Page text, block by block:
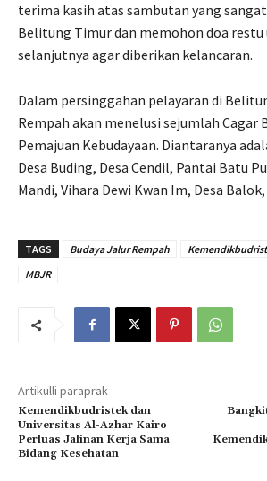
terima kasih atas sambutan yang
Belitung Timur dan memohon doa
selanjutnya agar diberikan kelancaran.
Dalam persinggahan pelayaran di
Rempah akan menelusi sejumlah Cagar
Pemajuan Kebudayaan. Diantaranya
Desa Buding, Desa Cendil, Pantai Batu
Mandi, Vihara Dewi Kwan Im, Desa
TAGS Budaya Jalur Rempah
MBJR
Artikulli paraprak
Kemendikbudristek dan
Universitas Al-Azhar Kairo
Perluas Jalinan Kerja Sama
Bidang Kesehatan